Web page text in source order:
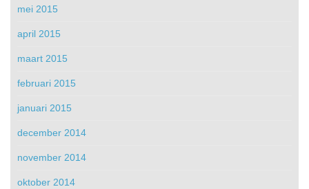
mei 2015
april 2015
maart 2015
februari 2015
januari 2015
december 2014
november 2014
oktober 2014